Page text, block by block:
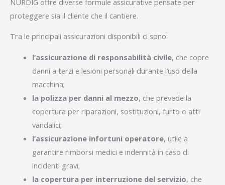
proteggere sia il cliente che il cantiere.
Tra le principali assicurazioni disponibili ci sono:
l’assicurazione di responsabilità civile, che copre
danni a terzi e lesioni personali durante l’uso della
macchina;
la polizza per danni al mezzo, che prevede la
copertura per riparazioni, sostituzioni, furto o atti
vandalici;
l’assicurazione infortuni operatore, utile a
garantire rimborsi medici e indennità in caso di
incidenti gravi;
la copertura per interruzione del servizio, che